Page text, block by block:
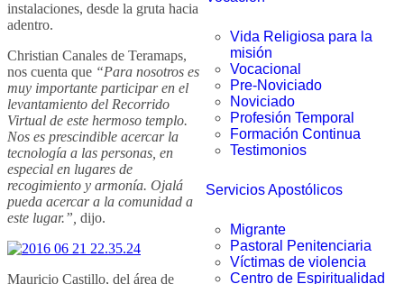
Vida Religiosa para la
misión
Vocacional
Pre-Noviciado
Noviciado
Profesión Temporal
Formación Continua
Testimonios
Servicios Apostólicos
Migrante
Pastoral Penitenciaria
Víctimas de violencia
Centro de Espiritualidad
instalaciones, desde la gruta hacia
adentro.
Christian Canales de Teramaps,
nos cuenta que “Para nosotros es
muy importante participar en el
levantamiento del Recorrido
Virtual de este hermoso templo.
Nos es prescindible acercar la
tecnología a las personas, en
especial en lugares de
recogimiento y armonía. Ojalá
pueda acercar a la comunidad a
este lugar.”, dijo.
Mauricio Castillo, del área de